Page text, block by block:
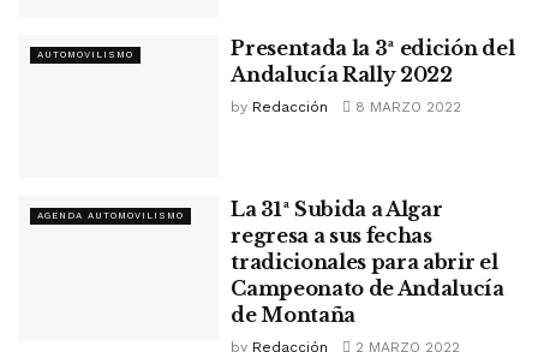
AUTOMOVILISMO
Presentada la 3ª edición del
Andalucía Rally 2022
by Redacción 8 MARZO 2022
AGENDA AUTOMOVILISMO
La 31ª Subida a Algar
regresa a sus fechas
tradicionales para abrir el
Campeonato de Andalucía
de Montaña
by Redacción 2 MARZO 2022